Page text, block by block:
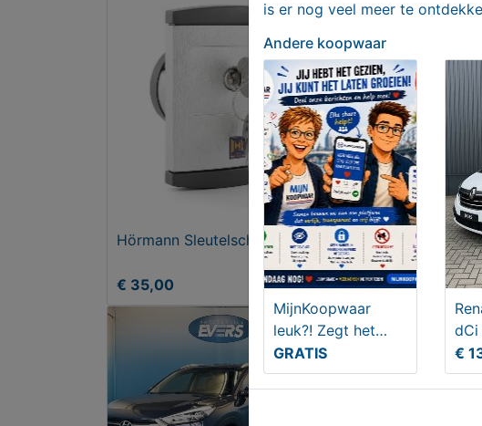
Hörmann Sleutelschakelaar
€ 35,00
Aan tafel !
€ 9,95
is er nog veel meer te
Andere koopwaar
MijnKoopwaar
leuk?! Zegt het
voort!!
GRATIS
dCi
€